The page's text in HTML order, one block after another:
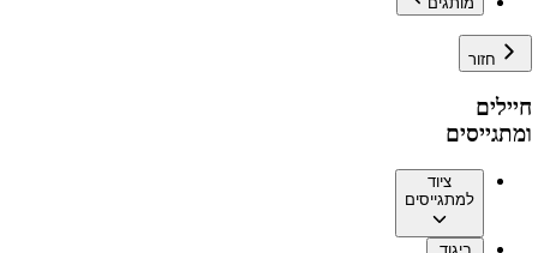
חזור
חיילים
ומתגייסים
ציוד
למתגייסים